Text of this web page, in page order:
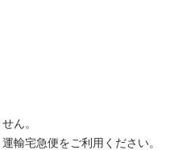
ん。
輸宅急便をご利用ください。